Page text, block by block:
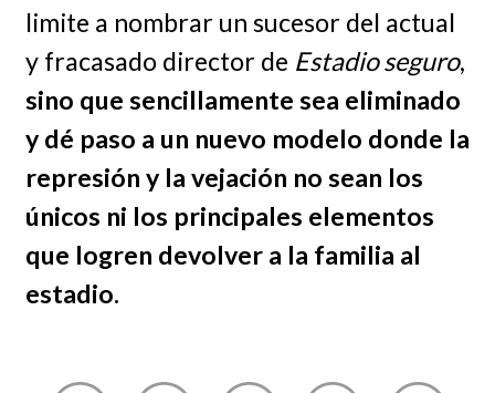
limite a nombrar un sucesor del actual
y fracasado director de Estadio seguro,
sino que sencillamente sea eliminado
y dé paso a un nuevo modelo donde la
represión y la vejación no sean los
únicos ni los principales elementos
que logren devolver a la familia al
estadio.